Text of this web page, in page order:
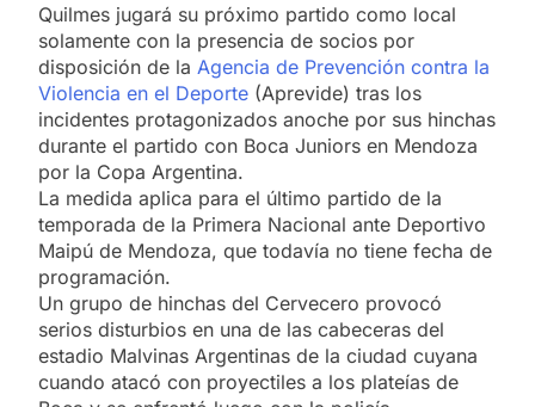
Quilmes jugará su próximo partido como local
solamente con la presencia de socios por
disposición de la Agencia de Prevención contra la
Violencia en el Deporte (Aprevide) tras los
incidentes protagonizados anoche por sus hinchas
durante el partido con Boca Juniors en Mendoza
por la Copa Argentina.
La medida aplica para el último partido de la
temporada de la Primera Nacional ante Deportivo
Maipú de Mendoza, que todavía no tiene fecha de
programación.
Un grupo de hinchas del Cervecero provocó
serios disturbios en una de las cabeceras del
estadio Malvinas Argentinas de la ciudad cuyana
cuando atacó con proyectiles a los plateías de